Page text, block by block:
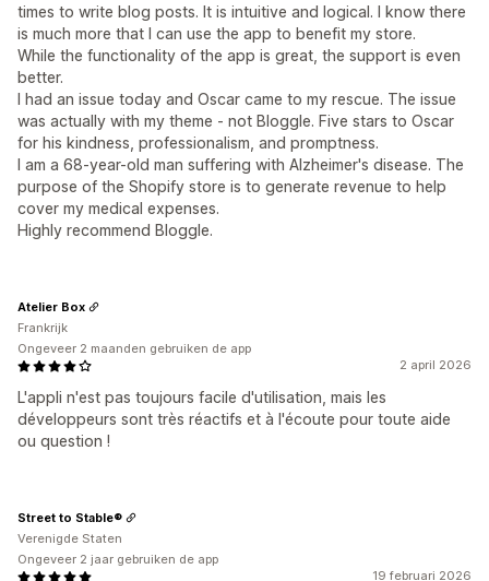
times to write blog posts. It is intuitive and logical. I know there
is much more that I can use the app to benefit my store.
While the functionality of the app is great, the support is even
better.
I had an issue today and Oscar came to my rescue. The issue
was actually with my theme - not Bloggle. Five stars to Oscar
for his kindness, professionalism, and promptness.
I am a 68-year-old man suffering with Alzheimer's disease. The
purpose of the Shopify store is to generate revenue to help
cover my medical expenses.
Highly recommend Bloggle.
2 april 2026
L'appli n'est pas toujours facile d'utilisation, mais les
développeurs sont très réactifs et à l'écoute pour toute aide
ou question !
Atelier Box
Frankrijk
Ongeveer 2 maanden gebruiken de app
19 februari 2026
Street to Stable®
Verenigde Staten
Ongeveer 2 jaar gebruiken de app